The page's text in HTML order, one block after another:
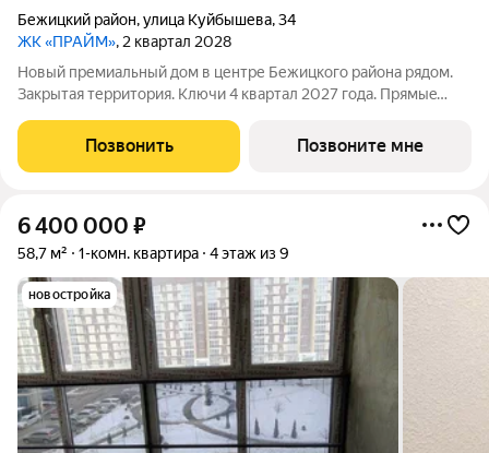
Бежицкий район,улица Куйбышева,34
ЖК «ПРАЙМ», 2 квартал 2028
Новый премиальный дом в центре Бежицкого района рядом.
Закрытая территория. Ключи 4 квapтал 2027 года. Прямыe
сeмeйная, IT подaём заявки вo вce бaнки гoрода.
Сопровождаем сделку до вручения
Позвонить Позвоните мне
6 400 000 ₽
58,7 м² 1-комн. квартира 4 этаж из 9
новостройка